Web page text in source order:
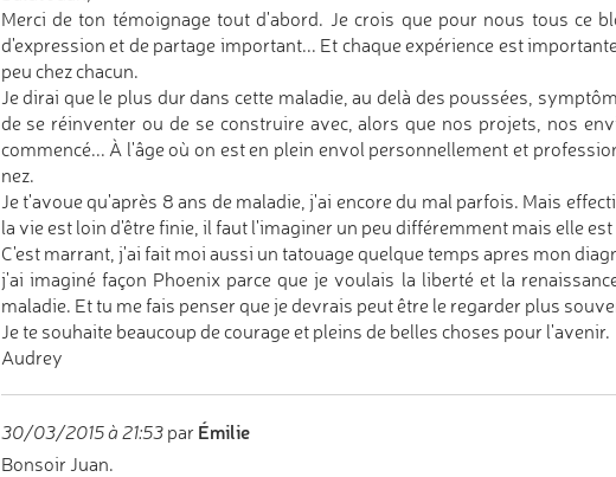
Merci de ton témoignage tout d'abord. Je crois que pour nous tous ce
d'expression et de partage important... Et chaque expérience est
peu chez chacun.
Je dirai que le plus dur dans cette maladie, au delà des poussées,
de se réinventer ou de se construire avec, alors que nos projets, nos
commencé... À l'âge où on est en plein envol personnellement et
nez.
Je t'avoue qu'après 8 ans de maladie, j'ai encore du mal parfois. Mais
la vie est loin d'être finie, il faut l'imaginer un peu différemment mais elle est
C'est marrant, j'ai fait moi aussi un tatouage quelque temps apres mon
j'ai imaginé façon Phoenix parce que je voulais la liberté et la
maladie. Et tu me fais penser que je devrais peut être le regarder plus
Je te souhaite beaucoup de courage et pleins de belles choses pour l'avenir.
Audrey
30/03/2015 à 21:53par Émilie
Bonsoir Juan.